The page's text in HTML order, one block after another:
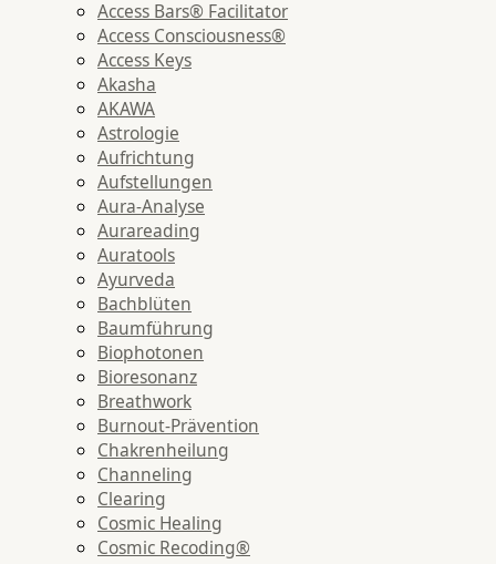
Access Bars® Facilitator
Access Consciousness®
Access Keys
Akasha
AKAWA
Astrologie
Aufrichtung
Aufstellungen
Aura-Analyse
Aurareading
Auratools
Ayurveda
Bachblüten
Baumführung
Biophotonen
Bioresonanz
Breathwork
Burnout-Prävention
Chakrenheilung
Channeling
Clearing
Cosmic Healing
Cosmic Recoding®